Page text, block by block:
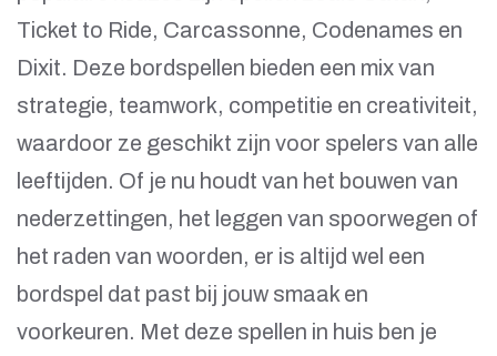
Ticket to Ride, Carcassonne, Codenames en
Dixit. Deze bordspellen bieden een mix van
strategie, teamwork, competitie en creativiteit,
waardoor ze geschikt zijn voor spelers van alle
leeftijden. Of je nu houdt van het bouwen van
nederzettingen, het leggen van spoorwegen of
het raden van woorden, er is altijd wel een
bordspel dat past bij jouw smaak en
voorkeuren. Met deze spellen in huis ben je